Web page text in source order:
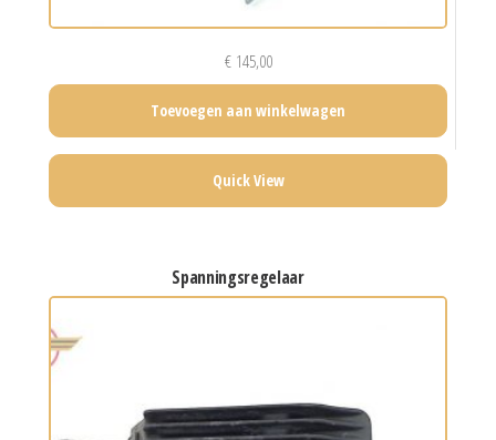
€145,00
Toevoegen aan winkelwagen
Quick View
spanningsregelaar